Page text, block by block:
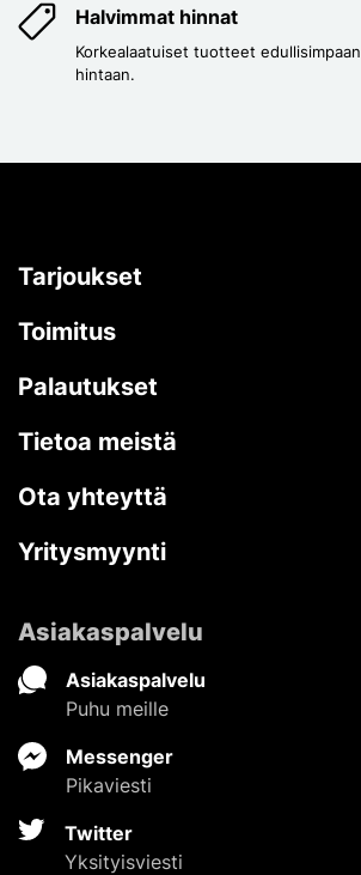
Halvimmat hinnat
Korkealaatuiset tuotteet edullisimpaan
hintaan.
Tarjoukset
Toimitus
Palautukset
Tietoa meistä
Ota yhteyttä
Yritysmyynti
Asiakaspalvelu
Asiakaspalvelu
Puhu meille
Messenger
Pikaviesti
Twitter
Yksityisviesti